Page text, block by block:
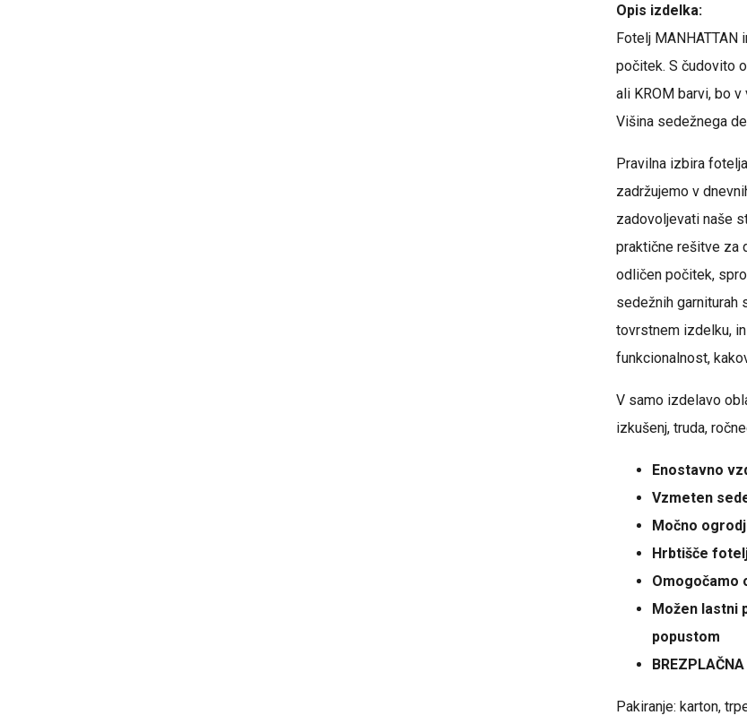
Opis izdelka:
Fotelj
počitek. S čudovito
ali KROM barvi, bo
Višina sedežnega
Pravilna izbira
zadržujemo v
zadovoljevati naše
praktične rešitve za
odličen počitek,
sedežnih garniturah
tovrstnem izdelku,
funkcionalnost,
V samo izdelavo
izkušenj, truda,
Enostavno
Vzmeten
Močno
Hrbtišče
Omogočamo
Možen lastni
popustom
Pakiranje: karton,